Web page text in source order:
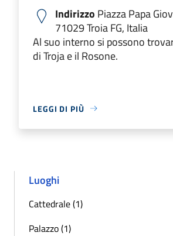
Indirizzo Piazza Papa
71029 Troia FG, Italia
Al suo interno si possono
di Troja e il Rosone.
LEGGI DI PIÙ
Luoghi
Cattedrale (1)
Palazzo (1)